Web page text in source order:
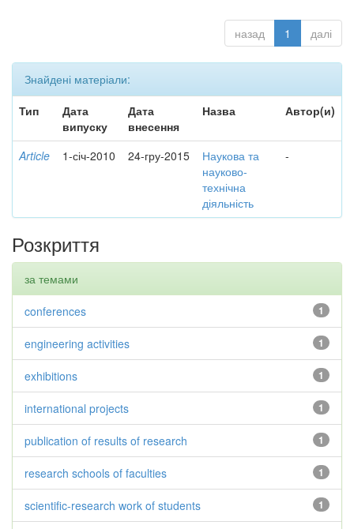
назад 1 далі
Знайдені матеріали:
Тип
Дата
випуску
Дата
внесення
Назва Автор(и)
Article 1-січ-2010 24-гру-2015
Наукова та
науково-
технічна
діяльність
-
Розкриття
за темами
1
conferences
1
engineering activities
1
exhibitions
1
international projects
1
publication of results of research
1
research schools of faculties
1
scientific-research work of students